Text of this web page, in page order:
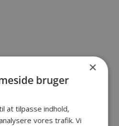
×
bruger
at tilpasse indhold,
vores trafik. Vi